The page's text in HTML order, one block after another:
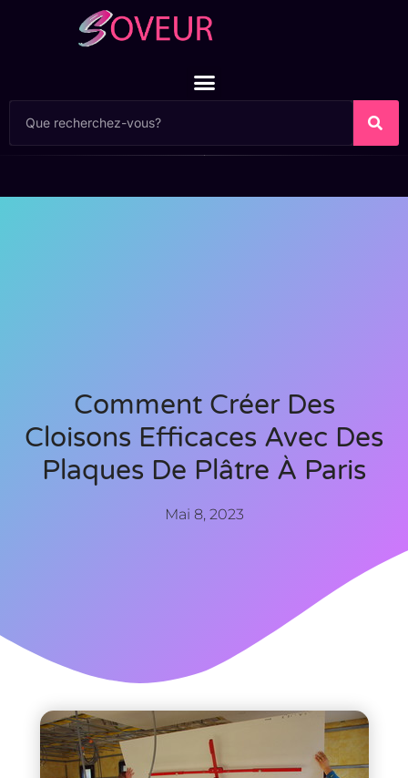
Comment Créer Des
Cloisons Efficaces Avec Des
Plaques De Plâtre À Paris
Mai 8, 2023